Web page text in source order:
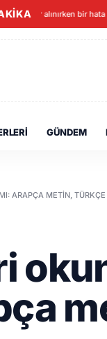
Veriler alınırken bir
GÜNDEM
ARAPÇA METIN,